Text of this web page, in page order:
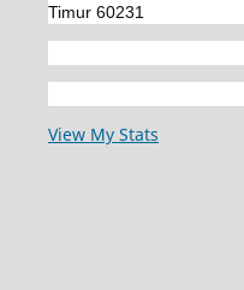
Timur 60231
View My Stats